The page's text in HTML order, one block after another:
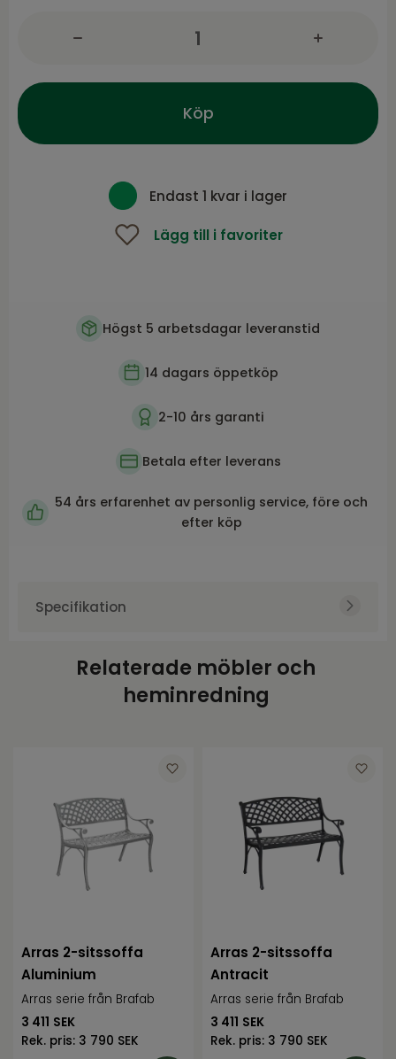
Köp
Endast 1 kvar i lager
Lägg till i favoriter
Högst 5 arbetsdagar leveranstid
14 dagars öppetköp
2-10 års garanti
Betala efter leverans
54 års erfarenhet av personlig service, före och
efter köp
Specifikation
Varumärke
Atleve
Relaterade möbler och
heminredning
Arras 2-sitssoffa
Aluminium
Arras serie från Brafab
3 411 SEK
Rek. pris: 3 790 SEK
Arras 2-sitssoffa
Antracit
Arras serie från Brafab
3 411 SEK
Rek. pris: 3 790 SEK